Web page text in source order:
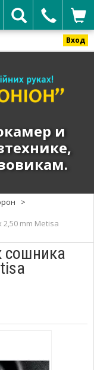
Вход
и
>
2,50 mm Metisa
сошника